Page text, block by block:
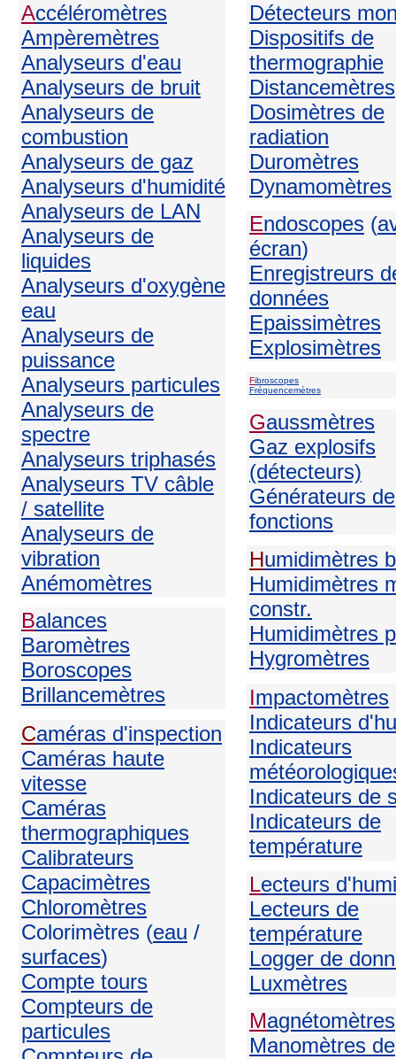
Accéléromètres
Ampèremètres
Analyseurs d'eau
Analyseurs de bruit
Analyseurs de
combustion
Analyseurs de gaz
Analyseurs d'humidité
Analyseurs de LAN
Analyseurs de
liquides
Analyseurs d'oxygène
eau
Analyseurs de
puissance
Analyseurs particules
Analyseurs de
spectre
Analyseurs triphasés
Analyseurs TV câble
/ satellite
Analyseurs de
vibration
Anémomètres
Balances
Baromètres
Boroscopes
Brillancemètres
Caméras d'inspection
Caméras haute
vitesse
Caméras
thermographiques
Calibrateurs
Capacimètres
Chloromètres
Colorimètres (eau /
surfaces)
Compte tours
Compteurs de
particules
Détecteurs
Dispositifs de
thermographie
Distancemètres
Dosimètres de
radiation
Duromètres
Dynamomètres
Endoscopes (
écran)
Enregistreurs
données
Epaissimètres
Explosimètres
Fibroscopes
Fréquencemètres
Gaussmètres
Gaz explosifs
(détecteurs)
Générateurs de
fonctions
Humidimètres
Humidimètres
constr.
Humidimètres
Hygromètres
Impactomètres
Indicateurs
Indicateurs
Indicateurs de
Indicateurs de
température
Lecteurs
Lecteurs de
température
Logger de
Luxmètres
Magnétomètres
Manomètres de